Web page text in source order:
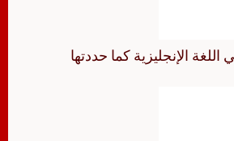
في اللغة الإنجليزية كما حددتها